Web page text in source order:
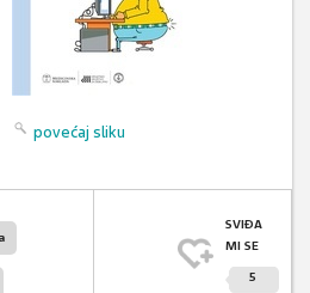
povećaj sliku
SVIĐA
MI SE
5